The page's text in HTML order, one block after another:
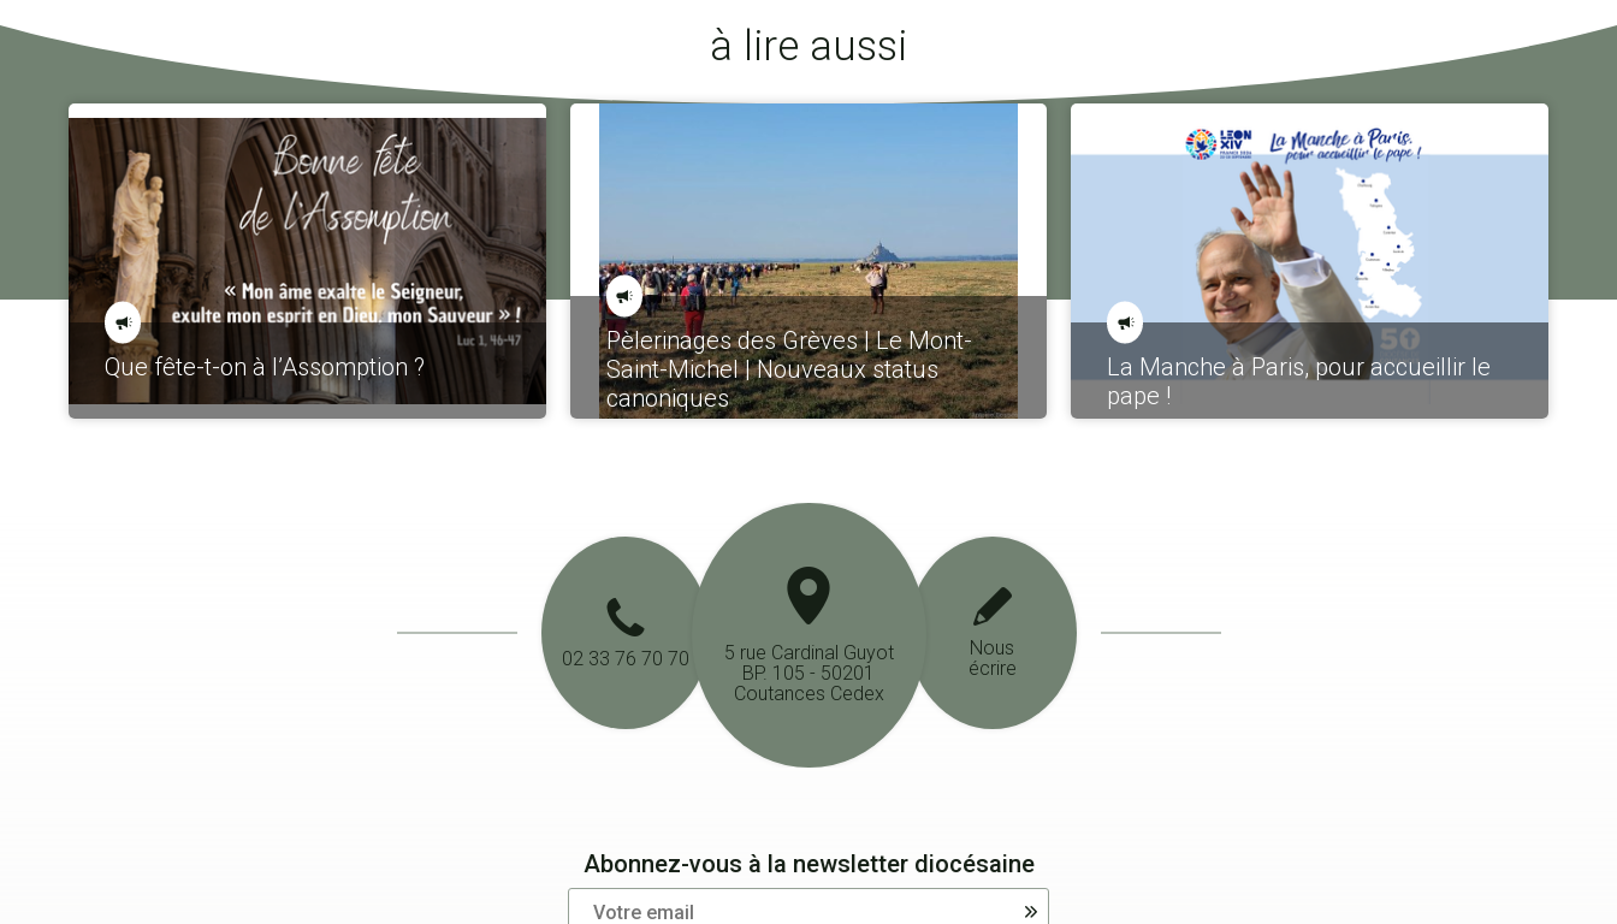
à lire aussi
Que fête-t-on à l’Assomption ?
Pèlerinages des Grèves | Le Mont-
Saint-Michel | Nouveaux status
canoniques
La Manche à Paris, pour accueillir le
pape !
02 33 76 70 70
Nous
écrire
5 rue Cardinal Guyot
BP. 105 - 50201
Coutances Cedex
Abonnez-vous à la newsletter diocésaine